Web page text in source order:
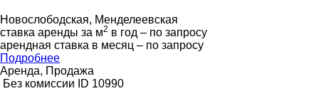
Новослободская, Менделеевская
ставка аренды за м2 в год – по запросу
арендная ставка в месяц – по запросу
Подробнее
Аренда, Продажа
Без комиссии
ID 10990